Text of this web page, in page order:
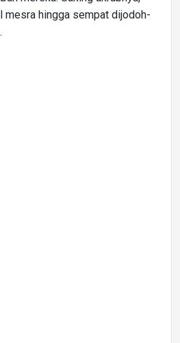
mesra hingga sempat dijodoh-